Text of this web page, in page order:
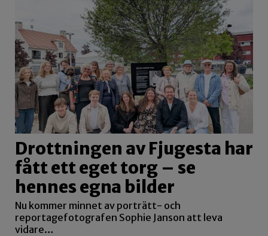
Drottningen av Fjugesta har
fått ett eget torg – se
hennes egna bilder
Nu kommer minnet av porträtt- och
reportagefotografen Sophie Janson att leva
vidare…